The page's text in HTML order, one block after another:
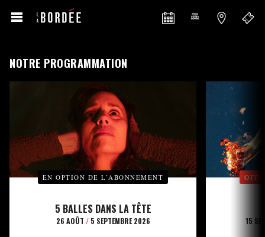
NOTRE PROGRAMMATION
EN OPTION DE L’ABONNEMENT
5 BALLES DANS LA TÊTE
26 AOÛT /5 SEPTEMBRE 2026 15